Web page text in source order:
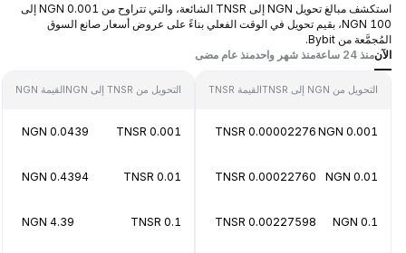
استكشف مبالغ تحويل NGN إلى TNSR الشائعة، والتي تتراوح من 0.001 NGN إلى
100 NGN، بقيم تحويل في الوقت الفعلي بناءً على عروض أسعار صانع السوق
المُجمَّعة من Bybit.
الآنمنذ 24 ساعة منذ شهر واحدمنذ عام مضى
التحويل من NGN إلى TNSR القيمة TNSR
0.001 NGN
0.00002276 TNSR
0.01 NGN
0.00022760 TNSR
0.1 NGN
0.00227598 TNSR
التحويل من TNSR إلى NGN القيمة NGN
0.001 TNSR
0.0439 NGN
0.01 TNSR
0.4394 NGN
0.1 TNSR
4.39 NGN